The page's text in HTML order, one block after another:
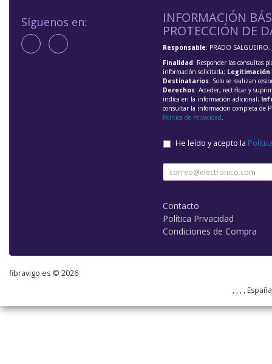
Síguenos en: INFORMACIÓN
PROTECCIÓN DE
Responsable: PRADO SALGUEIRO,
Finalidad: Responder las consultas
información solicitada; Legitimación
Destinatarios: Solo se realizan
Derechos: Acceder, rectificar y
indica en la información adicional;
consultar la información completa de
Política de Privacidad.
He leído y acepto la
Contacto
Política Privacidad
Condiciones de Compra
fibravigo.es © 2026
, , , ,